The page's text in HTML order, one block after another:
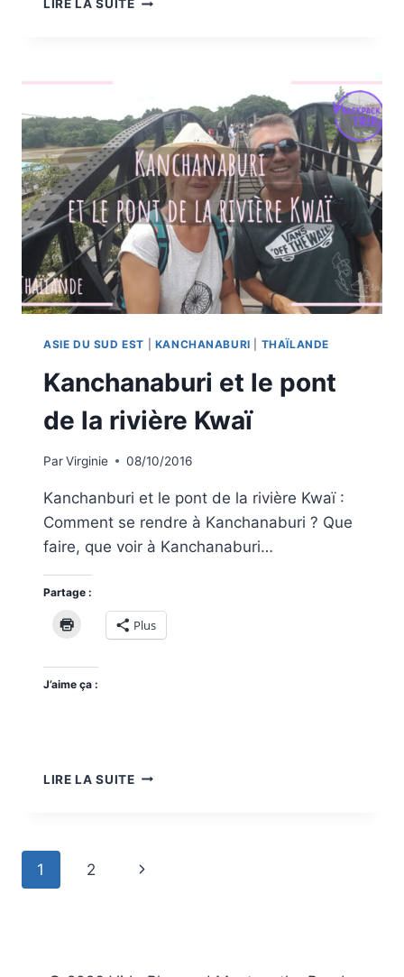
LIRE LA SUITE
ASIE DU SUD EST KANCHANABURI THAÏLANDE
Kanchanaburi et le pont
de la rivière Kwaï
ParVirginie 08/10/2016
Kanchanburi et le pont de la rivière Kwaï :
Comment se rendre à Kanchanaburi ? Que
faire, que voir à Kanchanaburi…
Partage :
Plus
J’aime ça :
LIRE LA SUITEKANCHANABURI
LA
Navigation
1 2
Page